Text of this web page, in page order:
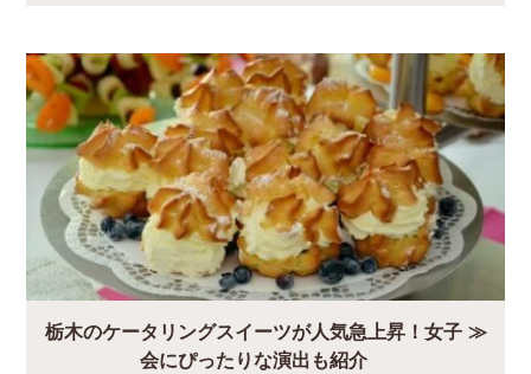
栃木のケータリングスイーツが人気急上昇！女子
会にぴったりな演出も紹介